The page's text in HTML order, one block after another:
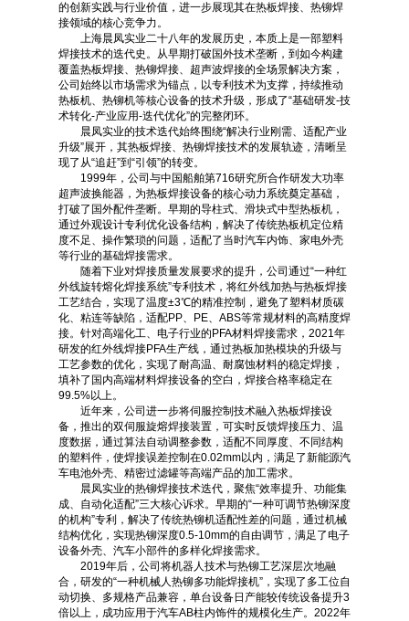
的创新实践与行业价值，进一步展现其在热板焊接、热铆焊
接领域的核心竞争力。
上海晨凤实业二十八年的发展历史，本质上是一部塑料
焊接技术的迭代史。从早期打破国外技术垄断，到如今构建
覆盖热板焊接、热铆焊接、超声波焊接的全场景解决方案，
公司始终以市场需求为锚点，以专利技术为支撑，持续推动
热板机、热铆机等核心设备的技术升级，形成了“基础研发-技
术转化-产业应用-迭代优化”的完整闭环。
晨凤实业的技术迭代始终围绕“解决行业刚需、适配产业
升级”展开，其热板焊接、热铆焊接技术的发展轨迹，清晰呈
现了从“追赶”到“引领”的转变。
1999年，公司与中国船舶第716研究所合作研发大功率
超声波换能器，为热板焊接设备的核心动力系统奠定基础，
打破了国外配件垄断。早期的导柱式、滑块式中型热板机，
通过外观设计专利优化设备结构，解决了传统热板机定位精
度不足、操作繁琐的问题，适配了当时汽车内饰、家电外壳
等行业的基础焊接需求。
随着下业对焊接质量发展要求的提升，公司通过“一种红
外线旋转熔化焊接系统”专利技术，将红外线加热与热板焊接
工艺结合，实现了温度±3℃的精准控制，避免了塑料材质碳
化、粘连等缺陷，适配PP、PE、ABS等常规材料的高精度焊
接。针对高端化工、电子行业的PFA材料焊接需求，2021年
研发的红外线焊接PFA生产线，通过热板加热模块的升级与
工艺参数的优化，实现了耐高温、耐腐蚀材料的稳定焊接，
填补了国内高端材料焊接设备的空白，焊接合格率稳定在
99.5%以上。
近年来，公司进一步将伺服控制技术融入热板焊接设
备，推出的双伺服旋熔焊接装置，可实时反馈焊接压力、温
度数据，通过算法自动调整参数，适配不同厚度、不同结构
的塑料件，使焊接误差控制在0.02mm以内，满足了新能源汽
车电池外壳、精密过滤罐等高端产品的加工需求。
晨凤实业的热铆焊接技术迭代，聚焦“效率提升、功能集
成、自动化适配”三大核心诉求。早期的“一种可调节热铆深度
的机构”专利，解决了传统热铆机适配性差的问题，通过机械
结构优化，实现热铆深度0.5-10mm的自由调节，满足了电子
设备外壳、汽车小部件的多样化焊接需求。
2019年后，公司将机器人技术与热铆工艺深层次地融
合，研发的“一种机械人热铆多功能焊接机”，实现了多工位自
动切换、多规格产品兼容，单台设备日产能较传统设备提升3
倍以上，成功应用于汽车AB柱内饰件的规模化生产。2022年